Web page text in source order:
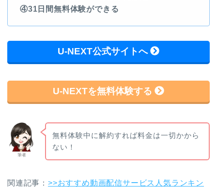
④31日間無料体験ができる
U-NEXT公式サイトへ
U-NEXTを無料体験する
筆者
無料体験中に解約すれば料金は一切かから
ない！
関連記事： >>おすすめ動画配信サービス人気ランキン